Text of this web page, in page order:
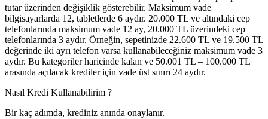
tutar üzerinden değişiklik gösterebilir. Maksimum vade
bilgisayarlarda 12, tabletlerde 6 aydır. 20.000 TL ve altındaki cep
telefonlarında maksimum vade 12 ay, 20.000 TL üzerindeki cep
telefonlarında 3 aydır. Örneğin, sepetinizde 22.600 TL ve 19.500 TL
değerinde iki ayrı telefon varsa kullanabileceğiniz maksimum vade 3
aydır. Bu kategoriler haricinde kalan ve 50.001 TL – 100.000 TL
arasında açılacak krediler için vade üst sınırı 24 aydır.
Nasıl Kredi Kullanabilirim ?
Bir kaç adımda, krediniz anında onaylanır.